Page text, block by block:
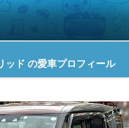
ッド の愛車プロフィール